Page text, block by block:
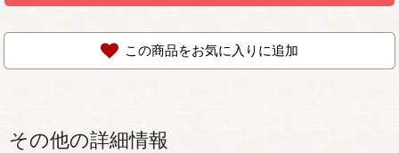
この商品をお気に入りに追加
その他の詳細情報